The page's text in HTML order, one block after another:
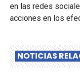
en las redes
acciones en los
NOTICIAS